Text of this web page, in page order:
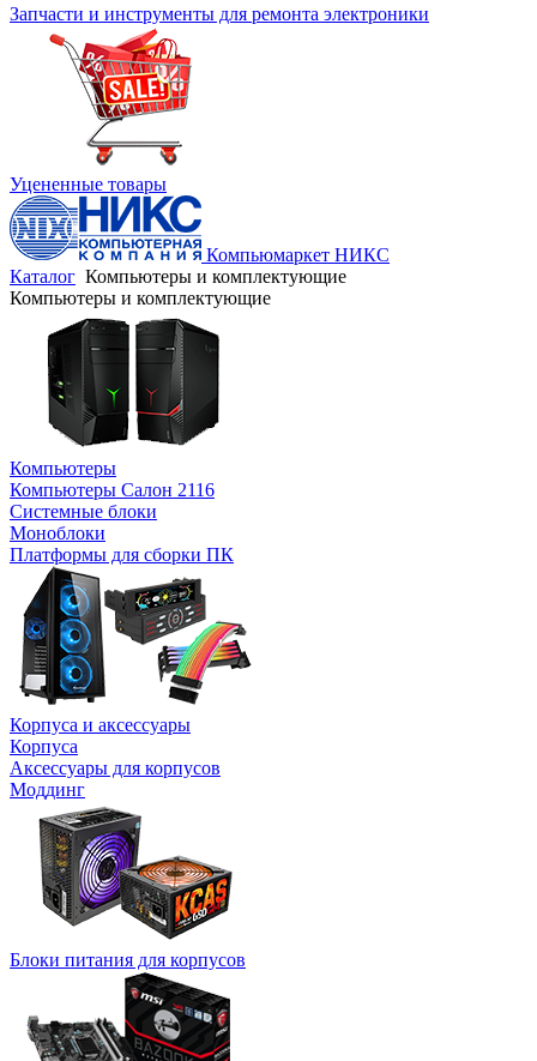
Запчасти и инструменты для ремонта электроники
Уцененные товары
Компьюмаркет НИКС
Каталог Компьютеры и комплектующие
Компьютеры и комплектующие
Компьютеры
Компьютеры Салон 2116
Системные блоки
Моноблоки
Платформы для сборки ПК
Корпуса и аксессуары
Корпуса
Аксессуары для корпусов
Моддинг
Блоки питания для корпусов